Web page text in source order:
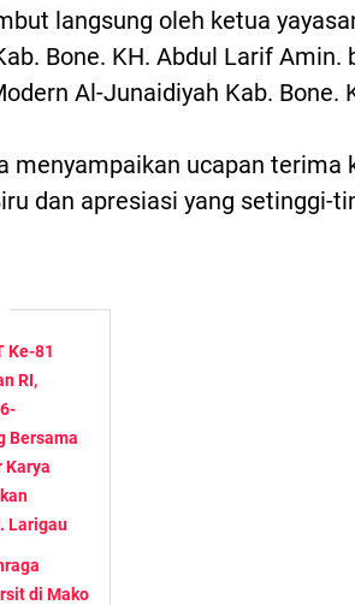
langsung oleh ketua
Bone. KH. Abdul Larif
Al-Junaidiyah Kab. Bone.
menyampaikan ucapan terima
dan apresiasi yang setinggi-
Ke-81
RI,
Bersama
Karya
Larigau
di Mako